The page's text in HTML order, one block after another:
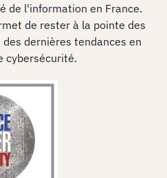
de l'information en France.
de rester à la pointe des
dernières tendances en
cybersécurité.